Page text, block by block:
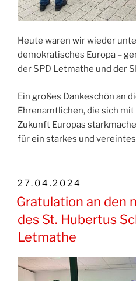
Heute waren wir wieder
demokratisches Europa –
der SPD Letmathe und der
Ein großes Dankeschön an
Ehrenamtlichen, die sich
Zukunft Europas
für ein starkes und
VERÖFFENTLICHT
AM
27.04.2024
Gratulation an den
des St. Hubertus
Letmathe